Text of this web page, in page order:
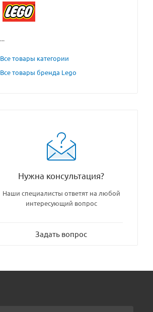
...
Все товары категории
Все товары бренда Lego
Нужна консультация?
Наши специалисты ответят на любой
интересующий вопрос
Задать вопрос